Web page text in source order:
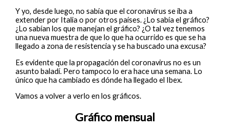
Y yo, desde luego, no sabía que el coronavirus se iba a
extender por Italia o por otros países. ¿Lo sabía el gráfico?
¿Lo sabían los que manejan el gráfico? ¿O tal vez tenemos
una nueva muestra de que lo que ha ocurrido es que se ha
llegado a zona de resistencia y se ha buscado una excusa?
Es evidente que la propagación del coronavirus no es un
asunto baladí. Pero tampoco lo era hace una semana. Lo
único que ha cambiado es dónde ha llegado el Ibex.
Vamos a volver a verlo en los gráficos.
Gráfico mensual